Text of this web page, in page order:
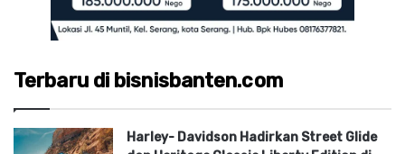
Terbaru di bisnisbanten.com
Harley- Davidson Hadirkan Street Glide